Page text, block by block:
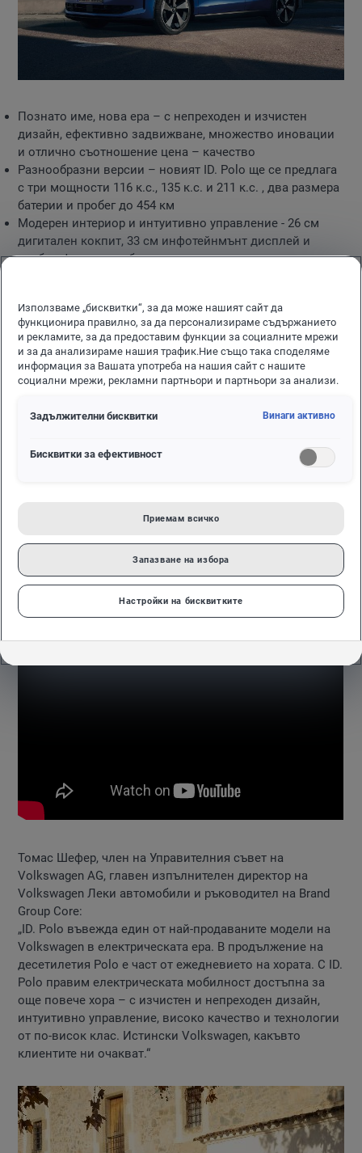
Познато име, нова ера – с непреходен и изчистен
дизайн, ефективно задвижване, множество иновации
и отлично съотношение цена – качество
Разнообразни версии – новият ID. Polo ще се предлага
с три мощности 116 к.с., 135 к.с. и 211 к.с. , два размера
батерии и пробег до 454 км
Модерен интериор и интуитивно управление - 26 см
дигитален кокпит, 33 см инфотейнмънт дисплей и
удобни физически бутони
разпознаване на светофари.
Томас Шефер, член на Управителния съвет на
Volkswagen AG, главен изпълнителен директор на
Volkswagen Леки автомобили и ръководител на Brand
Group Core:
„ID. Polo въвежда един от най-продаваните модели на
Volkswagen в електрическата ера. В продължение на
десетилетия Polo е част от ежедневието на хората. С ID.
Polo правим електрическата мобилност достъпна за
още повече хора – с изчистен и непреходен дизайн,
интуитивно управление, високо качество и технологии
от по-висок клас. Истински Volkswagen, какъвто
клиентите ни очакват.“
Използваме „бисквитки“, за да може нашият сайт да
функционира правилно, за да персонализираме съдържанието
и рекламите, за да предоставим функции за социалните мрежи
и за да анализираме нашия трафик.Ние също така споделяме
информация за Вашата употреба на нашия сайт с нашите
социални мрежи, рекламни партньори и партньори за анализи.
Задължителни бисквитки Винаги активно
Бисквитки за ефективност
Приемам всичко
Запазване на избора
Настройки на бисквитките